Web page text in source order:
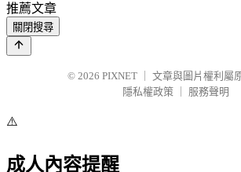
推薦文章
關閉搜尋
© 2026 PIXNET
文章與圖片權利屬
隱私權政策
服務聲明
⚠️
成人內容提醒